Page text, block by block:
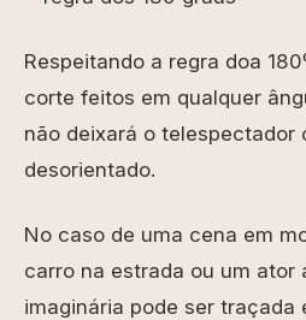
Respeitando a regra doa
corte feitos em qualquer
não deixará o telespectador
desorientado.
No caso de uma cena em
carro na estrada ou um ator
imaginária pode ser traçada